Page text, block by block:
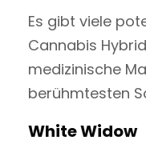
Es gibt viele
Cannabis
medizinische
berühmtesten
White Widow